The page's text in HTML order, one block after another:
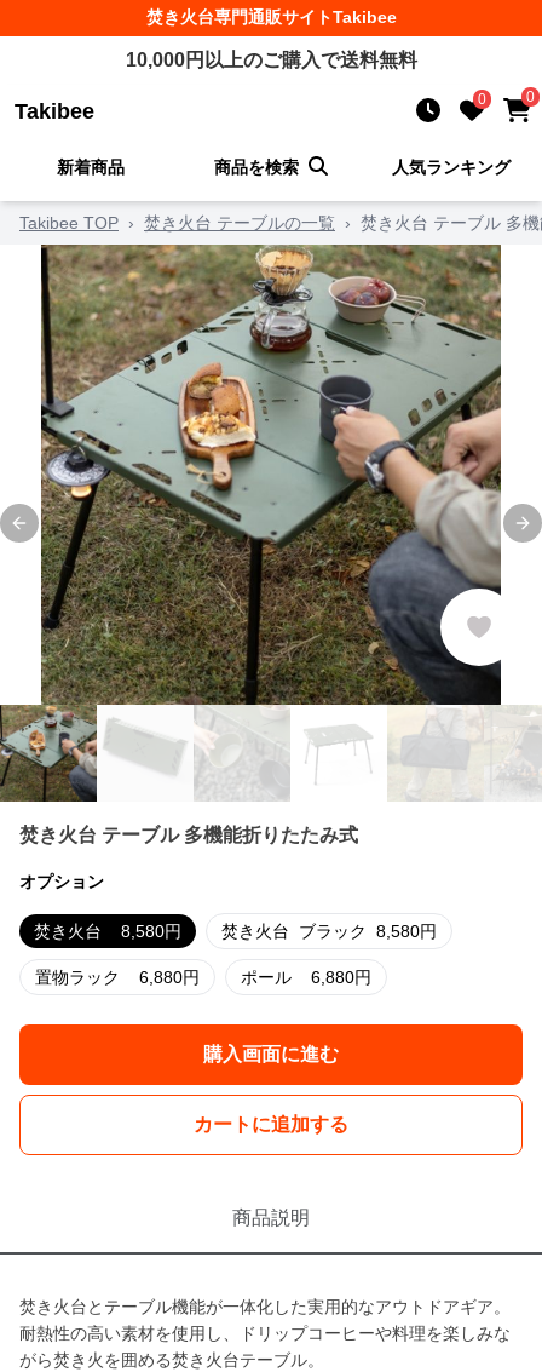
焚き火台専門通販サイトTakibee
10,000円以上のご購入で送料無料
Takibee 0 0
新着商品 商品を検索 人気ランキング
Takibee TOP › 焚き火台 テーブルの一覧 › 焚き火台 テーブル 多
Previous slide
焚き火台 テーブル 多機能折りたたみ式
オプション
焚き火台 8,580円 焚き火台 ブラック 8,580円
置物ラック 6,880円 ポール 6,880円
購入画面に進む
カートに追加する
商品説明
焚き火台とテーブル機能が一体化した実用的なアウトドアギア。
耐熱性の高い素材を使用し、ドリップコーヒーや料理を楽しみな
がら焚き火を囲める焚き火台テーブル。